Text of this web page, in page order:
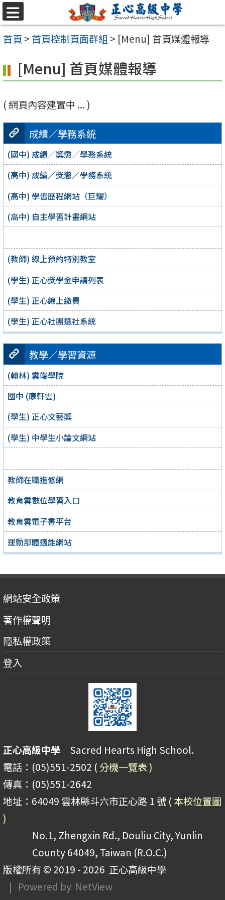
跳至主要內容區
選
單
首頁 > 首頁控制頁面群組 > [Menu] 首頁媒體報導
成績／學務系統
(國中) 成績／獎懲／學務系統
(高中) 成績／獎懲／學務系統
(高中) 學習歷程網站（巨耀）
(高中) 自主學習計畫網站
(教師) 線上預約特別教室
(學生) 正心獎學金申請列表
(學生) 正心線上繳費
(學生) 正心社團選社系統
教學／學習資源
(翰林) 雲端學院
國中 (康軒雲)
(學生) 正心文藝獎
(學生) 中學生小論文網站
教師在職進修網
教育雲數位學習入口
教育雲電子書平台
運動部體適能網站
[Menu] 首頁媒體報導
( 網頁內容建置中 ... )
網站安全政策
著作權聲明
隱私權政策
登入
正心高級中學 Sacred Hearts High School.
電話：(05)551-2502 ( 分機一覽表 )
傳真：(05)551-2642
地址：64049 雲林縣斗六市正心路 1 號 ( 本校位置圖
)
No.1, Zhengxin Rd., Douliu City, Yunlin
County 64049, Taiwan (R.O.C.)
版權所有 © 2019 - 2026 正心高級中學
| Powered by NetView